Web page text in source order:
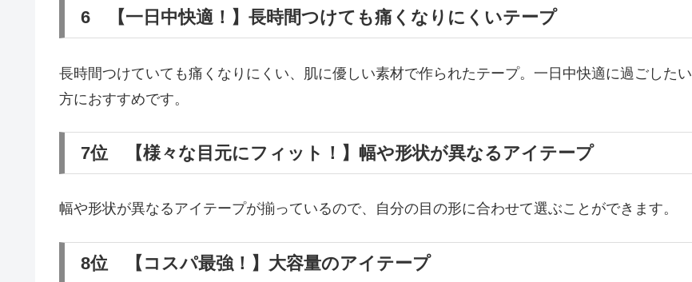
6 【一日中快適！】長時間つけても痛くなりにくいテープ
長時間つけていても痛くなりにくい、肌に優しい素材で作られたテープ。一日中快適に過ごしたい
方におすすめです。
7位 【様々な目元にフィット！】幅や形状が異なるアイテープ
幅や形状が異なるアイテープが揃っているので、自分の目の形に合わせて選ぶことができます。
8位 【コスパ最強！】大容量のアイテープ